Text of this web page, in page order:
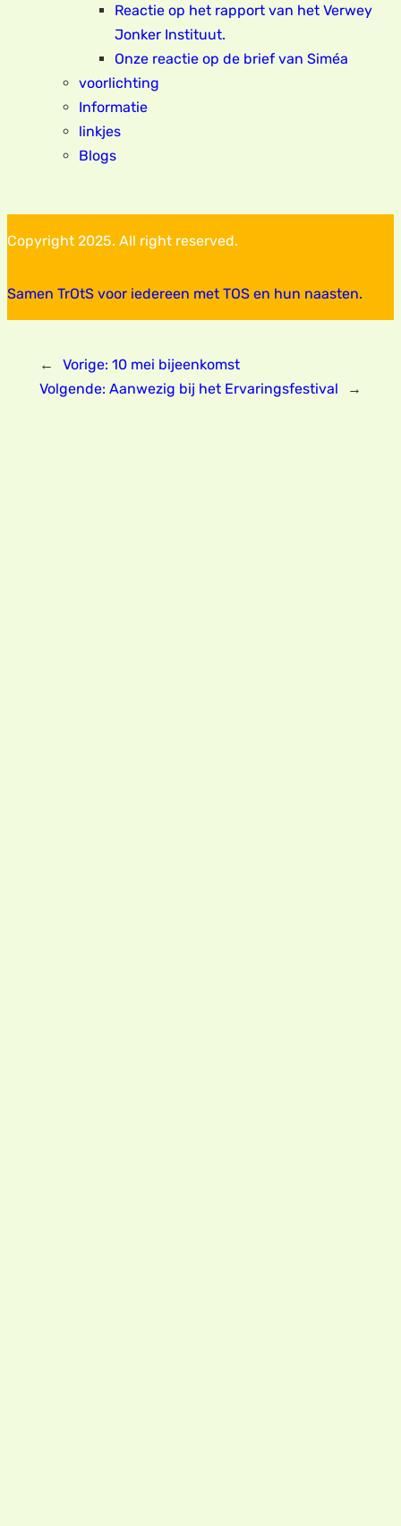
Reactie op het rapport van het Verwey
Jonker Instituut.
Onze reactie op de brief van Siméa
voorlichting
Informatie
linkjes
Blogs
Copyright 2025. All right reserved.
Samen TrOtS voor iedereen met TOS en hun naasten.
← Vorige: 10 mei bijeenkomst
Volgende: Aanwezig bij het Ervaringsfestival →